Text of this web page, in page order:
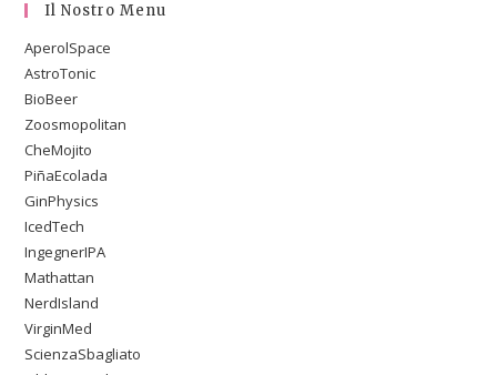
Il Nostro Menu
AperolSpace
AstroTonic
BioBeer
Zoosmopolitan
CheMojito
PiñaEcolada
GinPhysics
IcedTech
IngegnerIPA
Mathattan
NerdIsland
VirginMed
ScienzaSbagliato